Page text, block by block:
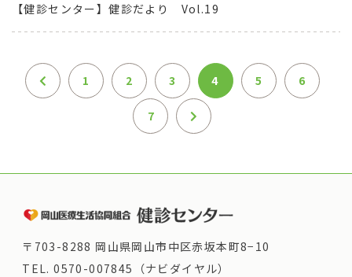
【健診センター】健診だより Vol.19
1 2 3 4 5 6
7
〒703-8288 岡山県岡山市中区赤坂本町8−10
TEL.0570-007845（ナビダイヤル）